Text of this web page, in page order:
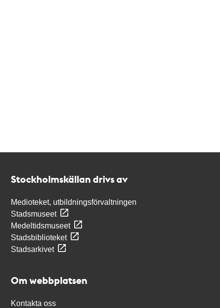
Stockholmskällan drivs av
Medioteket, utbildningsförvaltningen
Stadsmuseet
Medeltidsmuseet
Stadsbiblioteket
Stadsarkivet
Om webbplatsen
Kontakta oss